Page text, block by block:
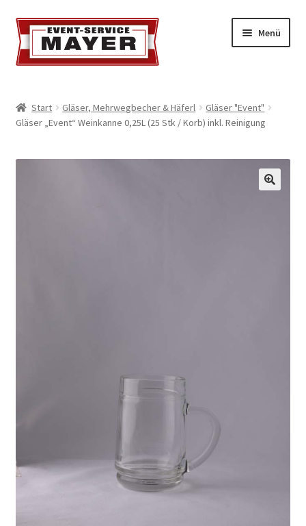
Menü
Event-Service
Standort & Öffnungszeiten
Start Gläser, Mehrwegbecher & Häferl
Gläser "Event"
Gläser „Event“ Weinkanne 0,25L (25 Stk / Korb) inkl. Reinigung